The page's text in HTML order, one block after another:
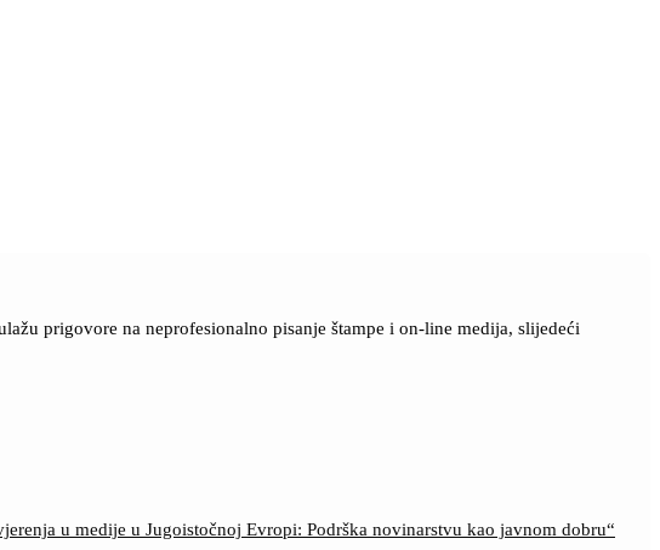
prigovore na neprofesionalno pisanje štampe i on-line medija, slijedeći
u medije u Jugoistočnoj Evropi: Podrška novinarstvu kao javnom dobru“